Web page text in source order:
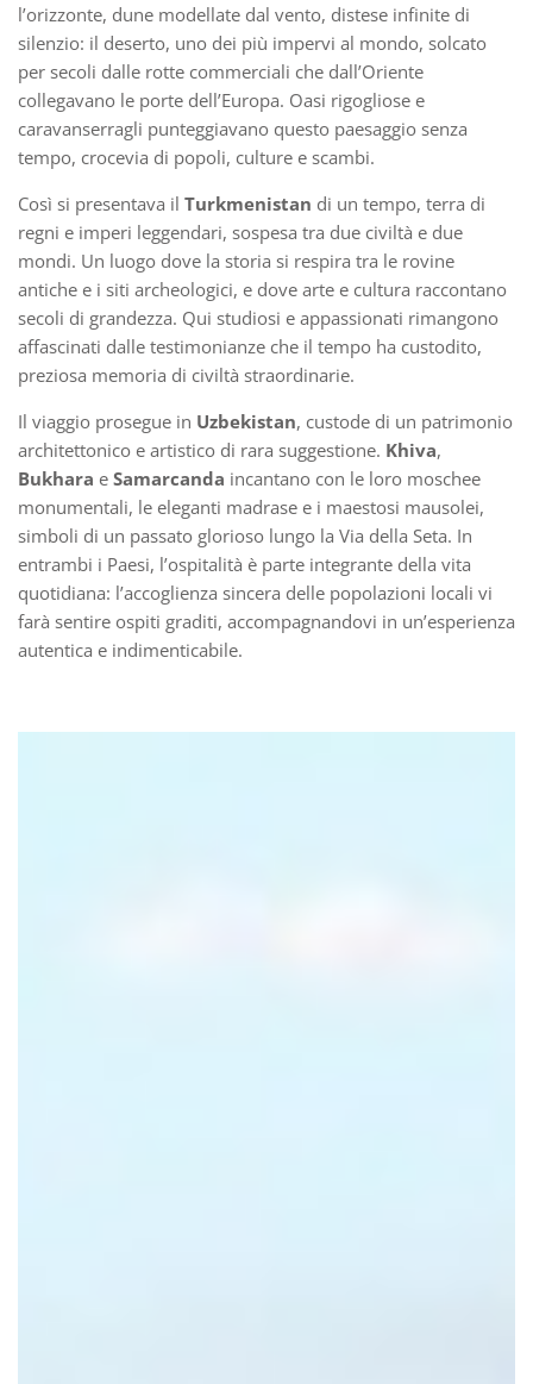
l’orizzonte, dune modellate dal vento, distese infinite di
silenzio: il deserto, uno dei più impervi al mondo, solcato
per secoli dalle rotte commerciali che dall’Oriente
collegavano le porte dell’Europa. Oasi rigogliose e
caravanserragli punteggiavano questo paesaggio senza
tempo, crocevia di popoli, culture e scambi.
Così si presentava il Turkmenistan di un tempo, terra di
regni e imperi leggendari, sospesa tra due civiltà e due
mondi. Un luogo dove la storia si respira tra le rovine
antiche e i siti archeologici, e dove arte e cultura raccontano
secoli di grandezza. Qui studiosi e appassionati rimangono
affascinati dalle testimonianze che il tempo ha custodito,
preziosa memoria di civiltà straordinarie.
Il viaggio prosegue in Uzbekistan, custode di un patrimonio
architettonico e artistico di rara suggestione. Khiva,
Bukhara e Samarcanda incantano con le loro moschee
monumentali, le eleganti madrase e i maestosi mausolei,
simboli di un passato glorioso lungo la Via della Seta. In
entrambi i Paesi, l’ospitalità è parte integrante della vita
quotidiana: l’accoglienza sincera delle popolazioni locali vi
farà sentire ospiti graditi, accompagnandovi in un’esperienza
autentica e indimenticabile.